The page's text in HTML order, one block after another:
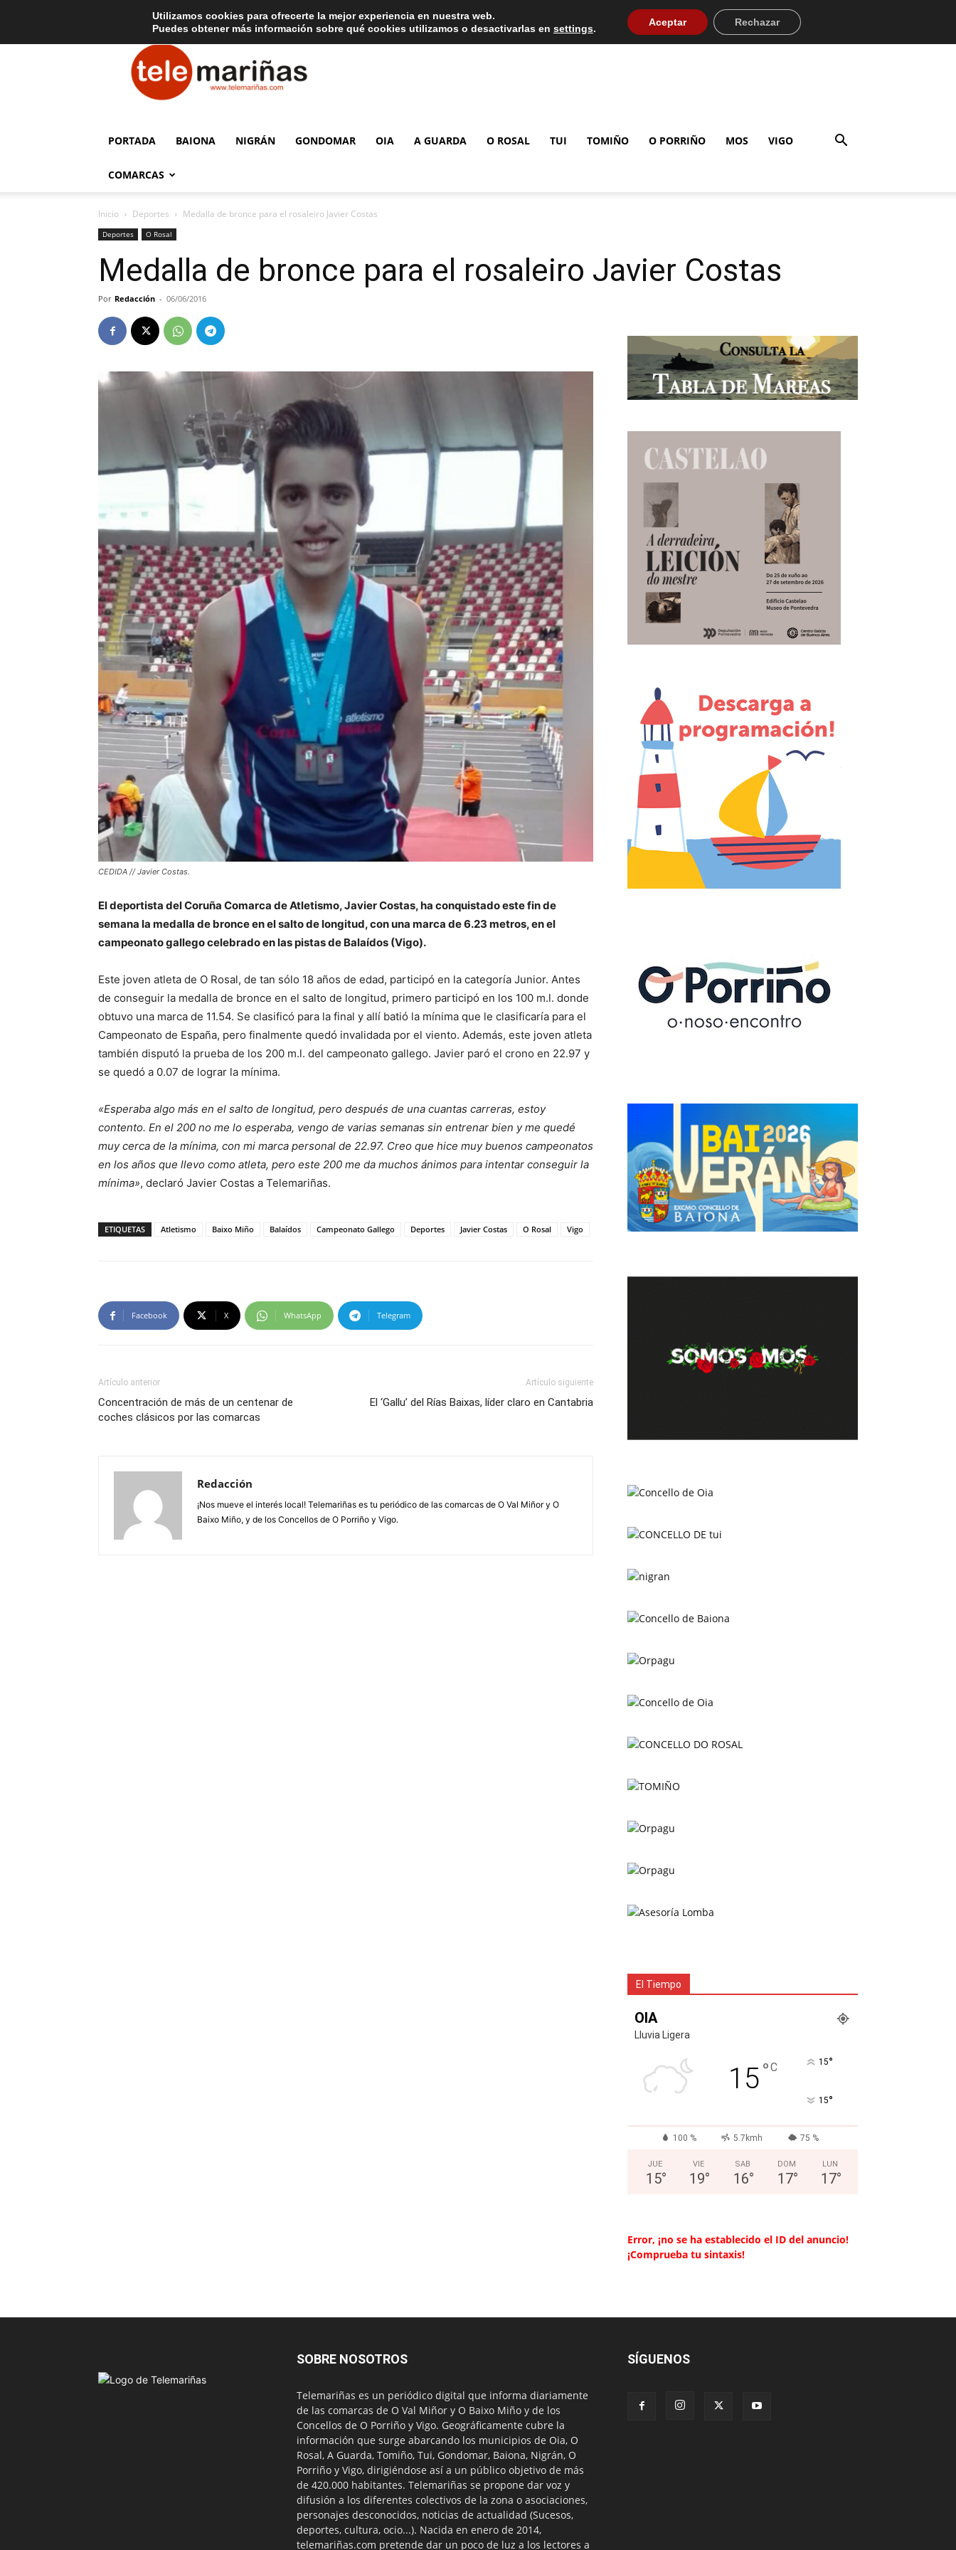
Tarifas de publicidad
Telemariñas
PORTADA BAIONA NIGRÁN GONDOMAR OIA A GUARDA O ROSAL TUI TOMIÑO O PORRIÑO MOS VIGO
COMARCAS
Inicio Deportes Medalla de bronce para el rosaleiro Javier Costas
Deportes O Rosal
Medalla de bronce para el rosaleiro Javier Costas
Por Redacción - 06/06/2016
CEDIDA // Javier Costas.
El deportista del Coruña Comarca de Atletismo, Javier Costas, ha conquistado este fin de
semana la medalla de bronce en el salto de longitud, con una marca de 6.23 metros, en el
campeonato gallego celebrado en las pistas de Balaídos (Vigo).
Este joven atleta de O Rosal, de tan sólo 18 años de edad, participó en la categoría Junior. Antes
de conseguir la medalla de bronce en el salto de longitud, primero participó en los 100 m.l. donde
obtuvo una marca de 11.54. Se clasificó para la final y allí batió la mínima que le clasificaría para el
Campeonato de España, pero finalmente quedó invalidada por el viento. Además, este joven atleta
también disputó la prueba de los 200 m.l. del campeonato gallego. Javier paró el crono en 22.97 y
se quedó a 0.07 de lograr la mínima.
«Esperaba algo más en el salto de longitud, pero después de una cuantas carreras, estoy
contento. En el 200 no me lo esperaba, vengo de varias semanas sin entrenar bien y me quedé
muy cerca de la mínima, con mi marca personal de 22.97. Creo que hice muy buenos campeonatos
en los años que llevo como atleta, pero este 200 me da muchos ánimos para intentar conseguir la
mínima», declaró Javier Costas a Telemariñas.
ETIQUETAS Atletismo Baixo Miño Balaídos Campeonato Gallego Deportes Javier Costas O Rosal Vigo
Facebook X WhatsApp Telegram
Artículo anterior
Concentración de más de un centenar de
coches clásicos por las comarcas
Artículo siguiente
El ‘Gallu’ del Rías Baixas, líder claro en Cantabria
Redacción
¡Nos mueve el interés local! Telemariñas es tu periódico de las comarcas de O Val Miñor y O
Baixo Miño, y de los Concellos de O Porriño y Vigo.
El Tiempo
OIA
Lluvia Ligera
15°C 15°
15°
100 % 5.7kmh 75 %
JUE
15°
VIE
19°
SAB
16°
DOM
17°
LUN
17°
Error, ¡no se ha establecido el ID del anuncio!
¡Comprueba tu sintaxis!
SOBRE NOSOTROS
Telemariñas es un periódico digital que informa diariamente
de las comarcas de O Val Miñor y O Baixo Miño y de los
Concellos de O Porriño y Vigo. Geográficamente cubre la
información que surge abarcando los municipios de Oia, O
Rosal, A Guarda, Tomiño, Tui, Gondomar, Baiona, Nigrán, O
Porriño y Vigo, dirigiéndose así a un público objetivo de más
de 420.000 habitantes. Telemariñas se propone dar voz y
difusión a los diferentes colectivos de la zona o asociaciones,
personajes desconocidos, noticias de actualidad (Sucesos,
deportes, cultura, ocio...). Nacida en enero de 2014,
telemariñas.com pretende dar un poco de luz a los lectores a
SÍGUENOS
Utilizamos cookies para ofrecerte la mejor experiencia en nuestra web.
Puedes obtener más información sobre qué cookies utilizamos o desactivarlas en settings.
Aceptar Rechazar